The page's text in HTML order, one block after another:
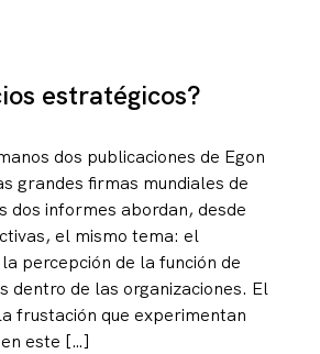
estratégicos?
dos publicaciones de Egon
grandes firmas mundiales de
dos informes abordan, desde
el mismo tema: el
percepción de la función de
dentro de las organizaciones. El
frustación que experimentan
este […]